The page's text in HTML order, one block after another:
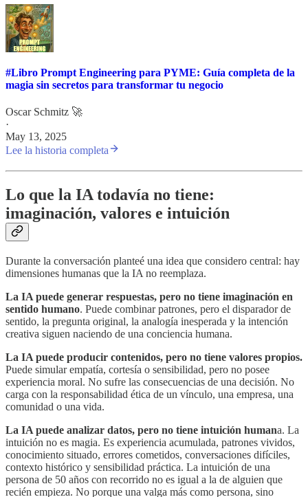
#Libro Prompt Engineering para PYME: Guía completa de la
magia sin secretos para transformar tu negocio
Oscar Schmitz 🚀
·
May 13, 2025
Lee la historia completa
Lo que la IA todavía no tiene:
imaginación, valores e intuición
Durante la conversación planteé una idea que considero central: hay
dimensiones humanas que la IA no reemplaza.
La IA puede generar respuestas, pero no tiene imaginación en
sentido humano. Puede combinar patrones, pero el disparador de
sentido, la pregunta original, la analogía inesperada y la intención
creativa siguen naciendo de una conciencia humana.
La IA puede producir contenidos, pero no tiene valores propios.
Puede simular empatía, cortesía o sensibilidad, pero no posee
experiencia moral. No sufre las consecuencias de una decisión. No
carga con la responsabilidad ética de un vínculo, una empresa, una
comunidad o una vida.
La IA puede analizar datos, pero no tiene intuición humana. La
intuición no es magia. Es experiencia acumulada, patrones vividos,
conocimiento situado, errores cometidos, conversaciones difíciles,
contexto histórico y sensibilidad práctica. La intuición de una
persona de 50 años con recorrido no es igual a la de alguien que
recién empieza. No porque una valga más como persona, sino